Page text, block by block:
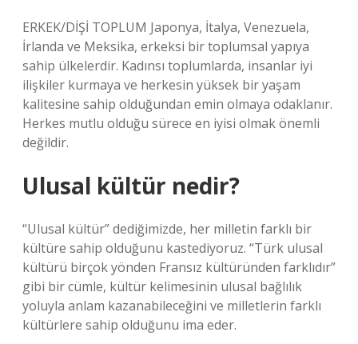
ERKEK/DİŞİ TOPLUM Japonya, İtalya, Venezuela,
İrlanda ve Meksika, erkeksi bir toplumsal yapıya
sahip ülkelerdir. Kadınsı toplumlarda, insanlar iyi
ilişkiler kurmaya ve herkesin yüksek bir yaşam
kalitesine sahip olduğundan emin olmaya odaklanır.
Herkes mutlu olduğu sürece en iyisi olmak önemli
değildir.
Ulusal kültür nedir?
“Ulusal kültür” dediğimizde, her milletin farklı bir
kültüre sahip olduğunu kastediyoruz. “Türk ulusal
kültürü birçok yönden Fransız kültüründen farklıdır”
gibi bir cümle, kültür kelimesinin ulusal bağlılık
yoluyla anlam kazanabileceğini ve milletlerin farklı
kültürlere sahip olduğunu ima eder.